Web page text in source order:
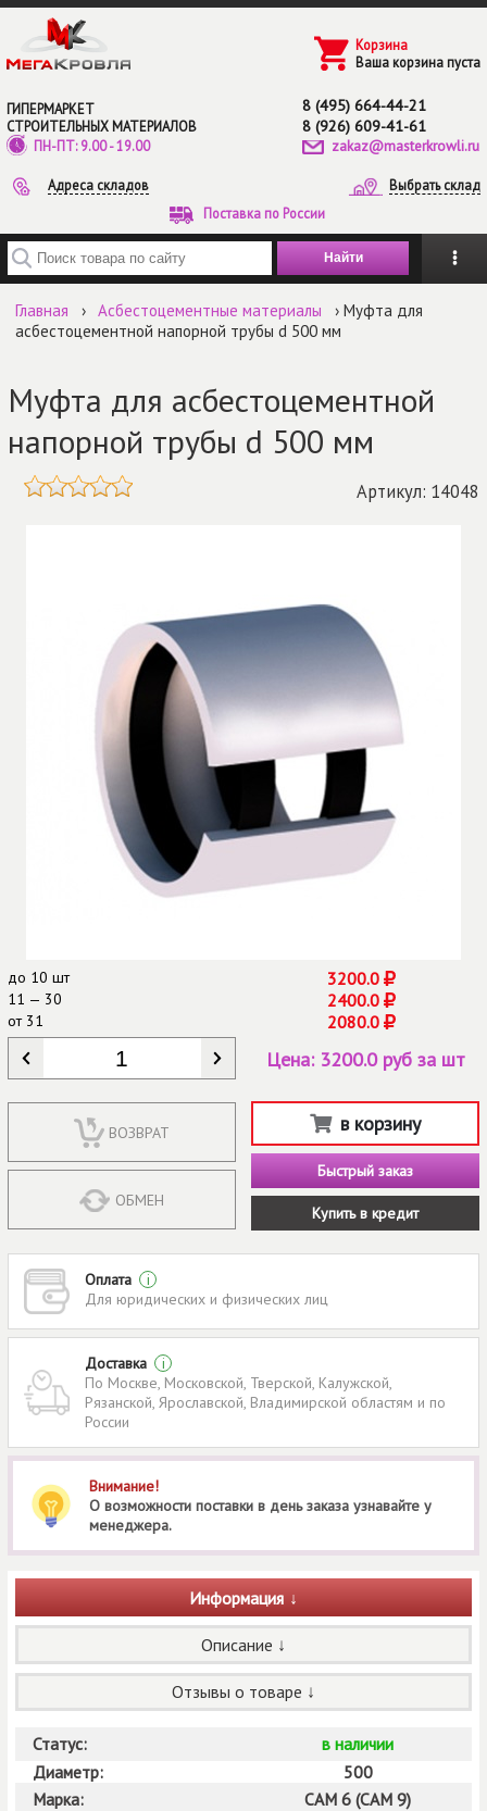
Перейти к основному содержанию
ГИПЕРМАРКЕТ
СТРОИТЕЛЬНЫХ МАТЕРИАЛОВ
ПН-ПТ: 9.00 - 19.00
8 (495) 664-44-21
8 (926) 609-41-61
zakaz@masterkrowli.ru
Адреса складов
Выбрать склад
Поставка по России
Корзина
Ваша корзина пуста
Введите ключевые слова для поиска
Главная › Асбестоцементные материалы
› Муфта для
асбестоцементной напорной трубы d 500 мм
Муфта для асбестоцементной
напорной трубы d 500 мм
Артикул: 14048
до 10 шт 3200.0
11 — 30 2400.0
от31 2080.0
КОЛИЧЕСТВО
ВОЗВРАТ
ОБМЕН
Цена: 3200.0 руб за шт
в корзину
Быстрый заказ
Купить в кредит
Оплата
i
Для юридических и физических лиц
Доставка
i
По Москве, Московской, Тверской, Калужской,
Рязанской, Ярославской, Владимирской областям и по
России
Внимание!
О возможности поставки в день заказа узнавайте у
менеджера.
Информация
Описание
Отзывы о товаре
Статус:
в наличии
Диаметр:
500
Марка:
САМ 6 (САМ 9)